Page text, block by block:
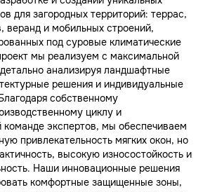
для загородных территорий: террас,
веранд и мобильных строений,
под суровые климатические
мы реализуем с максимальной
анализируя ландшафтные
решения и индивидуальные
собственному
циклу и
команде экспертов, мы обеспечиваем
привлекательность мягких окон, но
высокую износостойкость и
Наши инновационные решения
комфортные защищенные зоны,